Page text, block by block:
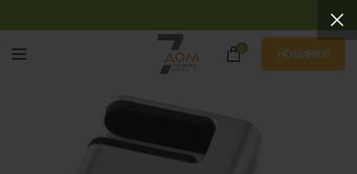
0 НОВИНКИ